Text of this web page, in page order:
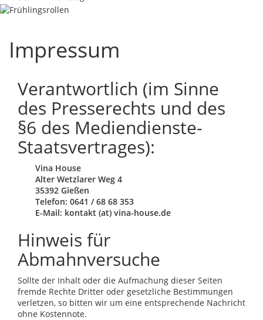
Impressum
Verantwortlich (im Sinne
des Presserechts und des
§6 des Mediendienste-
Staatsvertrages):
Vina House
Alter Wetzlarer Weg 4
35392 Gießen
Telefon: 0641 / 68 68 353
E-Mail: kontakt (at) vina-house.de
Hinweis für
Abmahnversuche
Sollte der Inhalt oder die Aufmachung dieser Seiten
fremde Rechte Dritter oder gesetzliche Bestimmungen
verletzen, so bitten wir um eine entsprechende Nachricht
ohne Kostennote.